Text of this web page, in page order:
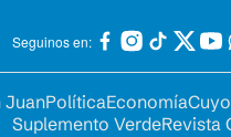
Seguinos en:
JuanPolíticaEconomía
Suplemento VerdeRevista